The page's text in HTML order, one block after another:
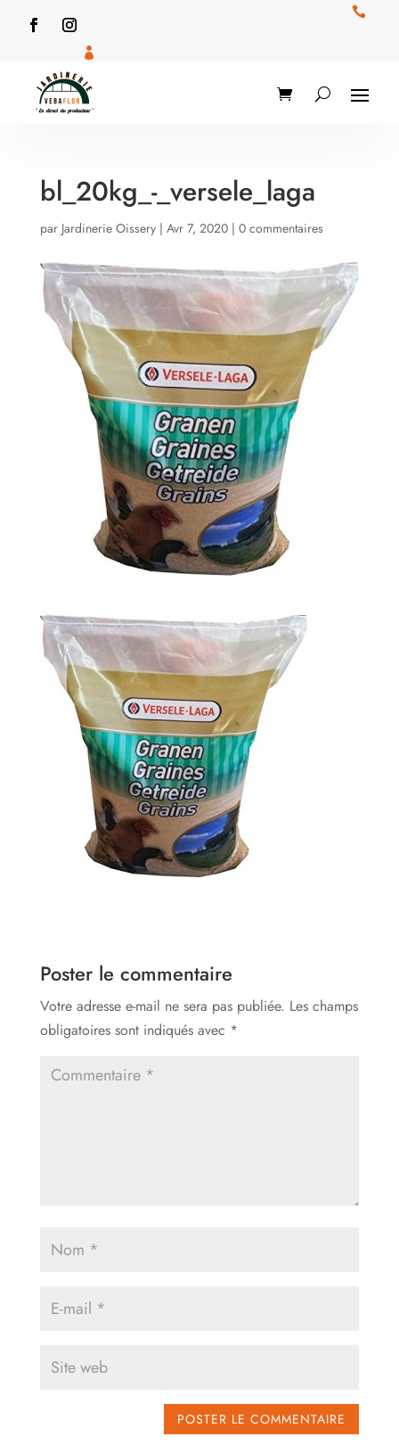


bl_20kg_-_versele_laga
par Jardinerie Oissery| Avr 7, 2020| 0 commentaires
Poster le commentaire
Votre adresse e-mail ne sera pas publiée. Les champs
obligatoires sont indiqués avec *